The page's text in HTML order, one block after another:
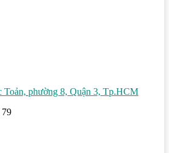
Toản, phường 8, Quận 3, Tp.HCM